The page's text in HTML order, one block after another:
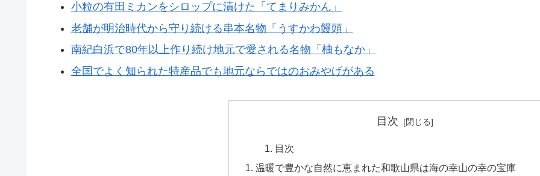
小粒の有田ミカンをシロップに漬けた「てまりみかん」
老舗が明治時代から守り続ける串本名物「うすかわ饅頭」
南紀白浜で80年以上作り続け地元で愛される名物「柚もなか」
全国でよく知られた特産品でも地元ならではのおみやげがある
目次
目次
温暖で豊かな自然に恵まれた和歌山県は海の幸山の幸の宝庫